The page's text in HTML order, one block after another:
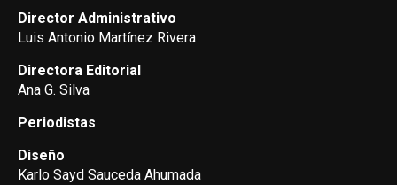
Director Administrativo
Luis Antonio Martínez Rivera
Directora Editorial
Ana G. Silva
Periodistas
Diseño
Karlo Sayd Sauceda Ahumada